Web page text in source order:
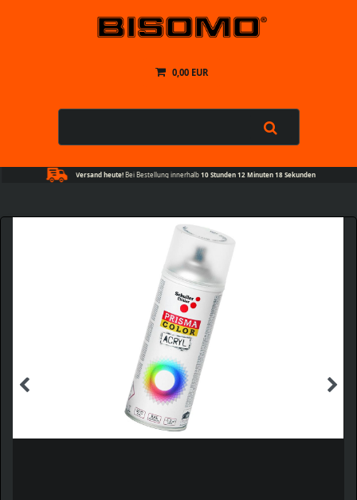
0,00 EUR
Versand heute!Bei Bestellung innerhalb10 Stunden 12 Minuten 18 Sekunden